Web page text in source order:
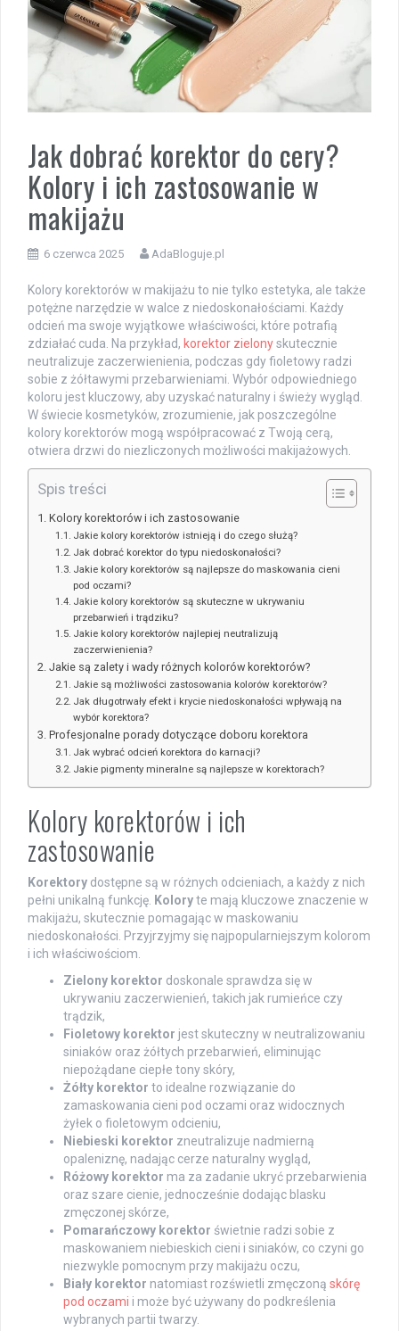
Jak dobrać korektor do cery?
Kolory i ich zastosowanie w
makijażu
6 czerwca 2025 AdaBloguje.pl
Kolory korektorów w makijażu to nie tylko estetyka, ale także
potężne narzędzie w walce z niedoskonałościami. Każdy
odcień ma swoje wyjątkowe właściwości, które potrafią
zdziałać cuda. Na przykład, korektor zielonyskutecznie
neutralizuje zaczerwienienia, podczas gdy fioletowy radzi
sobie z żółtawymi przebarwieniami. Wybór odpowiedniego
koloru jest kluczowy, aby uzyskać naturalny i świeży wygląd.
W świecie kosmetyków, zrozumienie, jak poszczególne
kolory korektorów mogą współpracować z Twoją cerą,
otwiera drzwi do niezliczonych możliwości makijażowych.
Spis treści
Kolory korektorów i ich zastosowanie
Jakie kolory korektorów istnieją i do czego służą?
Jak dobrać korektor do typu niedoskonałości?
Jakie kolory korektorów są najlepsze do maskowania cieni
pod oczami?
Jakie kolory korektorów są skuteczne w ukrywaniu
przebarwień i trądziku?
Jakie kolory korektorów najlepiej neutralizują
zaczerwienienia?
Jakie są zalety i wady różnych kolorów korektorów?
Jakie są możliwości zastosowania kolorów korektorów?
Jak długotrwały efekt i krycie niedoskonałości wpływają na
wybór korektora?
Profesjonalne porady dotyczące doboru korektora
Jak wybrać odcień korektora do karnacji?
Jakie pigmenty mineralne są najlepsze w korektorach?
Kolory korektorów i ich
zastosowanie
Korektory dostępne są w różnych odcieniach, a każdy z nich
pełni unikalną funkcję. Koloryte mają kluczowe znaczenie w
makijażu, skutecznie pomagając w maskowaniu
niedoskonałości. Przyjrzyjmy się najpopularniejszym kolorom
i ich właściwościom.
Zielony korektor doskonale sprawdza się w
ukrywaniu zaczerwienień, takich jak rumieńce czy
trądzik,
Fioletowy korektor jest skuteczny w neutralizowaniu
siniaków oraz żółtych przebarwień, eliminując
niepożądane ciepłe tony skóry,
Żółty korektor to idealne rozwiązanie do
zamaskowania cieni pod oczami oraz widocznych
żyłek o fioletowym odcieniu,
Niebieski korektor zneutralizuje nadmierną
opaleniznę, nadając cerze naturalny wygląd,
Różowy korektor ma za zadanie ukryć przebarwienia
oraz szare cienie, jednocześnie dodając blasku
zmęczonej skórze,
Pomarańczowy korektor świetnie radzi sobie z
maskowaniem niebieskich cieni i siniaków, co czyni go
niezwykle pomocnym przy makijażu oczu,
Biały korektor natomiast rozświetli zmęczoną skórę
pod oczami i może być używany do podkreślenia
wybranych partii twarzy.